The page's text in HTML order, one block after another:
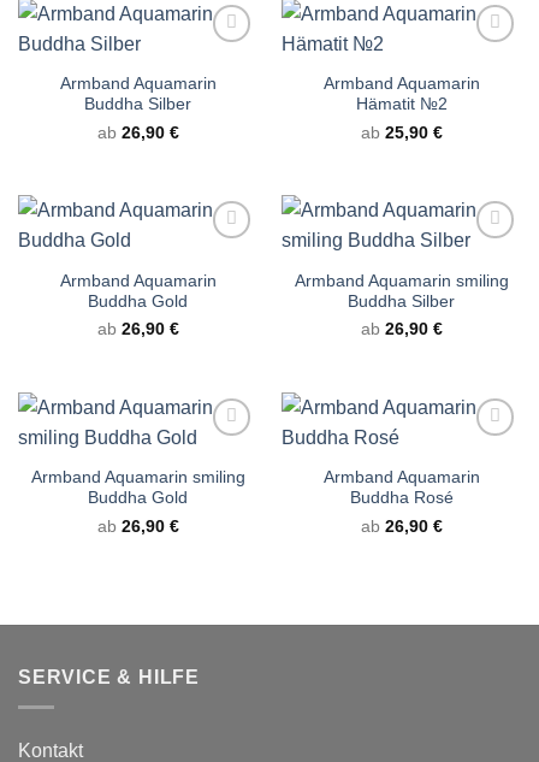
Armband Aquamarin
Buddha Silber
ab 26,90 €
Armband Aquamarin
Hämatit №2
ab 25,90 €
Armband Aquamarin
Buddha Gold
ab 26,90 €
Armband Aquamarin smiling
Buddha Silber
ab 26,90 €
Armband Aquamarin smiling
Buddha Gold
ab 26,90 €
Armband Aquamarin
Buddha Rosé
ab 26,90 €
SERVICE & HILFE
Kontakt